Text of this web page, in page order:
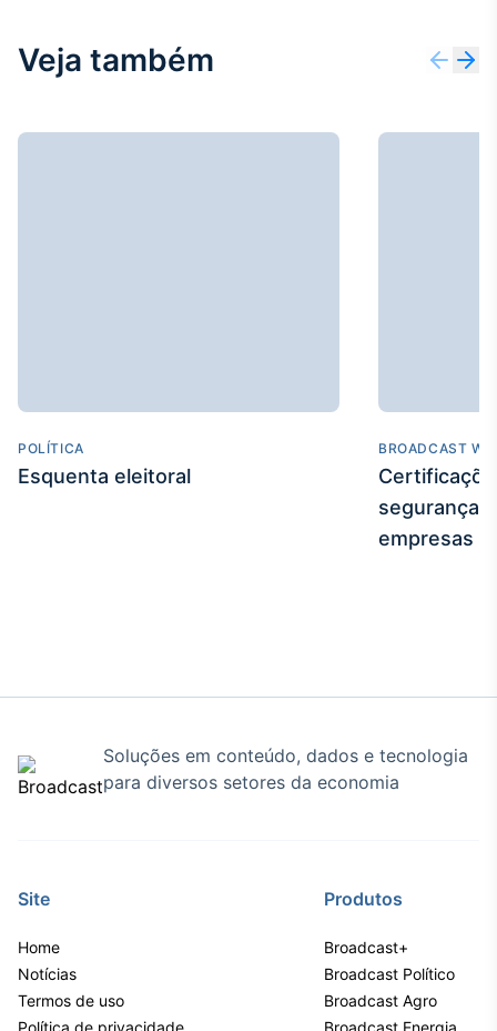
Veja também
POLÍTICA
Esquenta eleitoral
BROADCAST
segurança
empresas
Soluções em conteúdo, dados e tecnologia
para diversos setores da economia
Site
Home
Notícias
Termos de uso
Política de privacidade
Produtos
Broadcast+
Broadcast Político
Broadcast Agro
Broadcast Energia